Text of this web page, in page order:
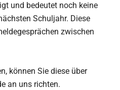
und bedeutet noch keine
Schuljahr. Diese
zwischen
können Sie diese über
an uns richten.